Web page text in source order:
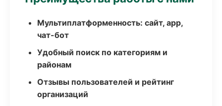
Мультиплатформенность: сайт, app,
чат-бот
Удобный поиск по категориям и
районам
Отзывы пользователей и рейтинг
организаций